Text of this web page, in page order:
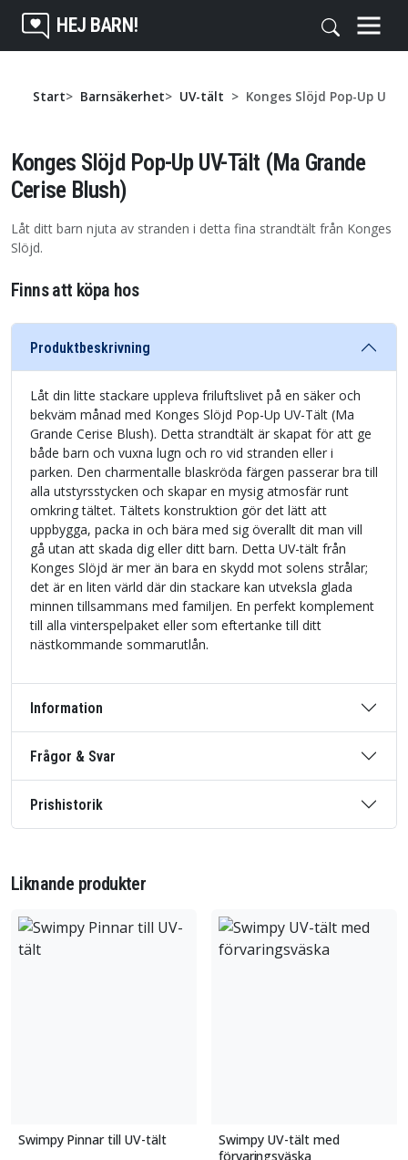
HEJ BARN!
Start Barnsäkerhet UV-tält Konges Slöjd Pop-Up UV-
Konges Slöjd Pop-Up UV-Tält (Ma Grande
Cerise Blush)
Låt ditt barn njuta av stranden i detta fina strandtält från Konges
Slöjd.
Finns att köpa hos
Produktbeskrivning
Låt din litte stackare uppleva friluftslivet på en säker och
bekväm månad med Konges Slöjd Pop-Up UV-Tält (Ma
Grande Cerise Blush). Detta strandtält är skapat för att ge
både barn och vuxna lugn och ro vid stranden eller i
parken. Den charmentalle blaskröda färgen passerar bra till
alla utstyrsstycken och skapar en mysig atmosfär runt
omkring tältet. Tältets konstruktion gör det lätt att
uppbygga, packa in och bära med sig överallt dit man vill
gå utan att skada dig eller ditt barn. Detta UV-tält från
Konges Slöjd är mer än bara en skydd mot solens strålar;
det är en liten värld där din stackare kan utveksla glada
minnen tillsammans med familjen. En perfekt komplement
till alla vinterspelpaket eller som eftertanke till ditt
nästkommande sommarutlån.
Information
Frågor & Svar
Prishistorik
Liknande produkter
Swimpy Pinnar till UV-tält
Swimpy UV-tält med
förvaringsväska